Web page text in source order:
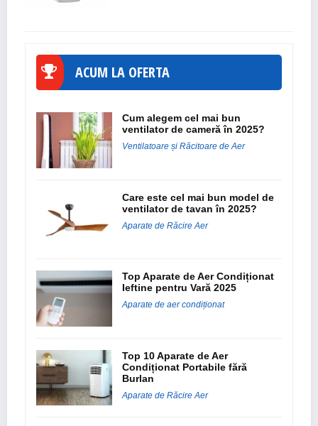
ACUM LA OFERTA
Cum alegem cel mai bun
ventilator de cameră în 2025?
Ventilatoare și Răcitoare de Aer
Care este cel mai bun model de
ventilator de tavan în 2025?
Aparate de Răcire Aer
Top Aparate de Aer Condiționat
Ieftine pentru Vară 2025
Aparate de aer condiționat
Top 10 Aparate de Aer
Condiționat Portabile fără
Burlan
Aparate de Răcire Aer